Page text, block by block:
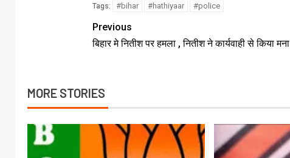
Tags: #bihar #hathiyaar #police
Previous
बिहार मे नितीश पर हमला , नितीश ने कार्यवाही से किया मना
MORE STORIES